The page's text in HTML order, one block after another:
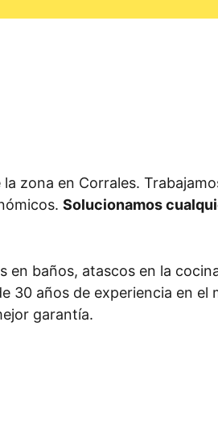
zona en Corrales.
Solucionamos
en baños, atascos en la
30 años de experiencia en el
garantía.